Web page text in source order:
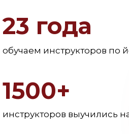
23 года
обучаем инструкторов по
1500+
инструкторов выучились